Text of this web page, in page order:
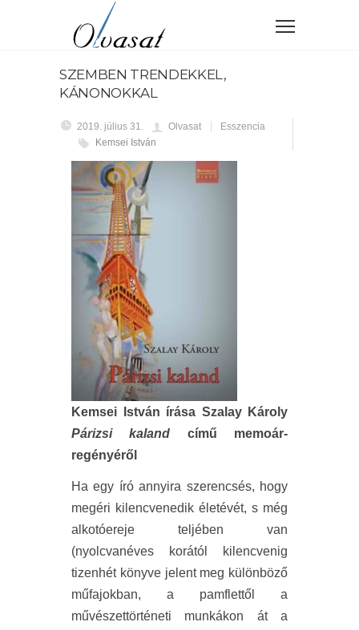
SZEMBEN TRENDEKKEL,
KÁNONOKKAL
2019. július 31. Olvasat
Esszencia
Kemsei István
Kemsei István írása Szalay Károly
Párizsi kaland című memoár-
regényéről
Ha egy író annyira szerencsés, hogy
megéri kilencvenedik életévét, s még
alkotóereje teljében van
(nyolcvanéves korától kilencvenig
tizenhét könyve jelent meg különböző
műfajokban, a pamflettől a
művészettörténeti munkákon át a